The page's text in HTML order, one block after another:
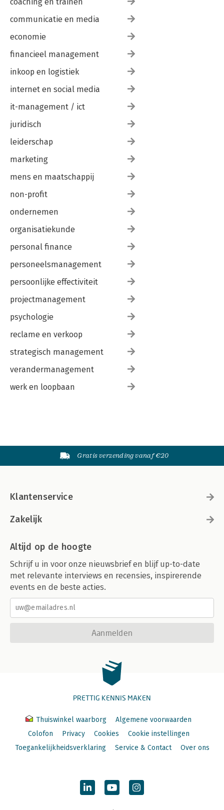
communicatie en media
economie
financieel management
inkoop en logistiek
internet en social media
it-management / ict
juridisch
leiderschap
marketing
mens en maatschappij
non-profit
ondernemen
organisatiekunde
personal finance
personeelsmanagement
persoonlijke effectiviteit
projectmanagement
psychologie
reclame en verkoop
strategisch management
verandermanagement
werk en loopbaan
Gratis verzending vanaf €20
Klantenservice
Zakelijk
Altijd op de hoogte
Schrijf u in voor onze nieuwsbrief en blijf up-to-date
met relevante interviews en recensies, inspirerende
events en de beste acties.
Aanmelden
PRETTIG KENNIS MAKEN
Thuiswinkel waarborg
Algemene voorwaarden
Colofon
Privacy Cookies
Cookie instellingen
Toegankelijkheidsverklaring
Service & Contact Over ons